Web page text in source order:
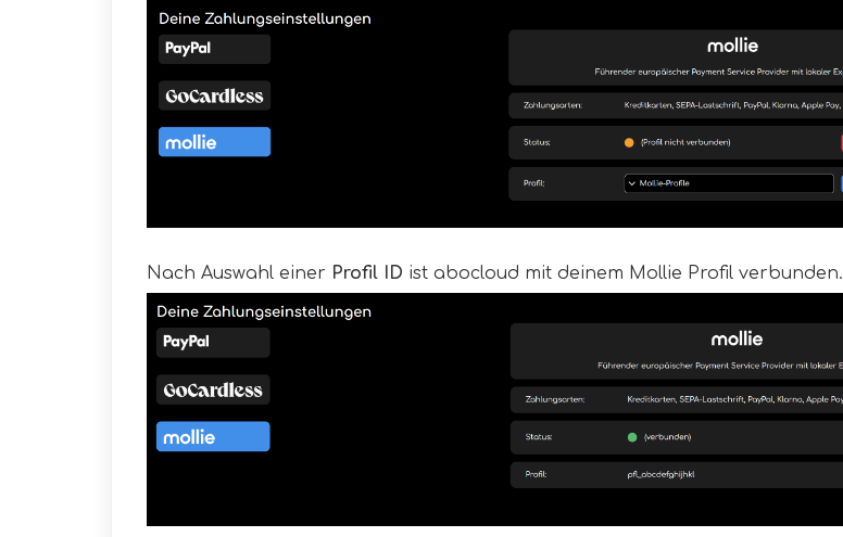
Nach Auswahl einer Profil ID ist abocloud mit deinem Mollie Profil verbunden.